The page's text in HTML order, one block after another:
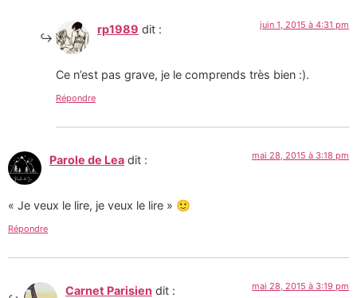
rp1989 dit : juin 1, 2015 à 4:31 pm
Ce n’est pas grave, je le comprends très bien :).
Répondre
Parole de Lea dit : mai 28, 2015 à 3:18 pm
« Je veux le lire, je veux le lire » 🙂
Répondre
Carnet Parisien dit : mai 28, 2015 à 3:19 pm